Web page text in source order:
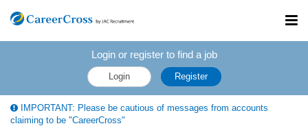
Login or register to find a job
Login Register
IMPORTANT: Please be cautious of messages from accounts
claiming to be "CareerCross"